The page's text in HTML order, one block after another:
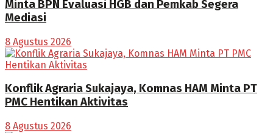
Minta BPN Evaluasi HGB dan Pemkab Segera
Mediasi
8 Agustus 2026
Konflik Agraria Sukajaya, Komnas HAM Minta PT
PMC Hentikan Aktivitas
8 Agustus 2026